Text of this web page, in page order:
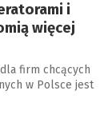
i
więcej
firm chcących
w Polsce jest